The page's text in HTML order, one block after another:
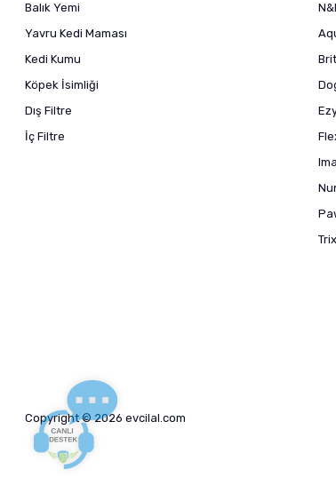
Balık Yemi
Yavru Kedi Maması
Kedi Kumu
Köpek İsimliği
Dış Filtre
İç Filtre
Copyright © 2026 evcilal.com